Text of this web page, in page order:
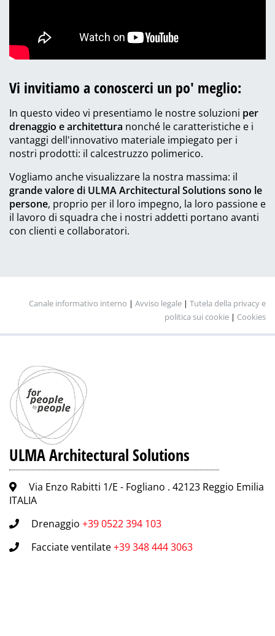
Vi invitiamo a conoscerci un po' meglio:
In questo video vi presentiamo le nostre soluzioni per
drenaggio e architettura nonché le caratteristiche e i
vantaggi dell'innovativo materiale impiegato per i
nostri prodotti: il calcestruzzo polimerico.
Vogliamo anche visualizzare la nostra massima: il
grande valore di ULMA Architectural Solutions sono le
persone, proprio per il loro impegno, la loro passione e
il lavoro di squadra che i nostri addetti portano avanti
con clienti e collaboratori.
Canale informativo interno | Avviso legale | Tutela della privacy e
politica sui cookie | Cookies
ULMA Architectural Solutions
Via Enzo Rabitti 1/E - Fogliano . 42123 Reggio Emilia
ITALIA
Drenaggio +39 0522 394 103
Facciate ventilate+39 348 444 3063